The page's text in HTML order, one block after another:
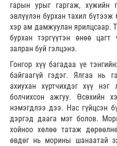
гарын урыг гаргаж,
эвлүүлэн бурхан тахил
хэр ам дамжуулан ярилцсаар.
бурхан тэргүүтэн өнөө
залран буй гэлцэнэ.
Гонгор хүү багадаа үе
байгаагүй гэдэг. Ялгаа нь
ахиухан хүртчихдэг хүү
болчихсон ажгуу. Өсөхийн
нэмэгдлээ дээ. Нас гүйцсэн
дэргэд даага мэт болов.
хойноо хөлөө татаж
өвдөг нь морины шанаатай